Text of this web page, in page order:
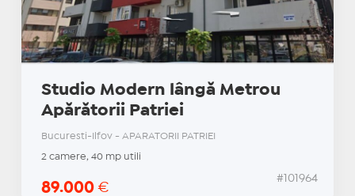
Studio Modern lângă Metrou
Apărătorii Patriei
Bucuresti-Ilfov - APARATORII PATRIEI
2 camere, 40 mp utili
89.000 €
#101964